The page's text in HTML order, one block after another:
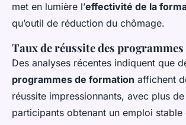
met en lumière l’effectivité de la
qu’outil de réduction du chômage.
Taux de réussite des
Des analyses récentes indiquent que
programmes de formation affichent
réussite impressionnants, avec plus
participants obtenant un emploi stable